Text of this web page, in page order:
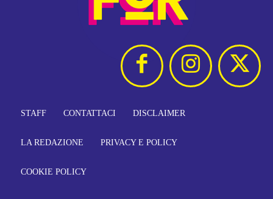
STAFF CONTATTACI DISCLAIMER
LA REDAZIONE PRIVACY E POLICY
COOKIE POLICY